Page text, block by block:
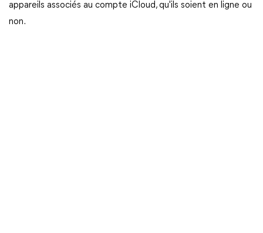
appareils associés au compte iCloud, qu'ils soient en ligne ou
non.